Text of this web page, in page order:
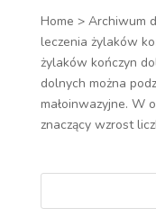
Home > Archiwum
leczenia żylaków
żylaków kończyn
dolnych można
małoinwazyjne. W
znaczący wzrost